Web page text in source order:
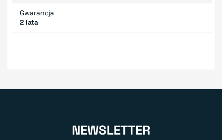
Gwarancja
2 lata
NEWSLETTER